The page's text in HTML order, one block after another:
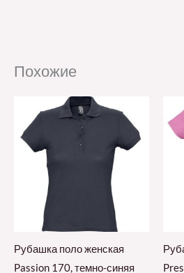
Похожие
Рубашка поло женская
Passion 170, темно-синяя